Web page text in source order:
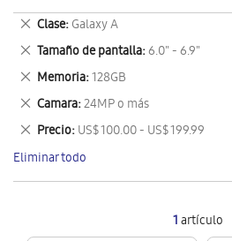
1artículo
Clase Galaxy A
Eliminar
este
artículo
Tamaño de pantalla 6.0" - 6.9"
Eliminar
este
artículo
Memoria 128GB
Eliminar
este
artículo
Camara 24MP o más
Eliminar
este
artículo
Precio US$ 100.00 - US$ 199.99
Eliminar
este
artículo
Eliminar todo